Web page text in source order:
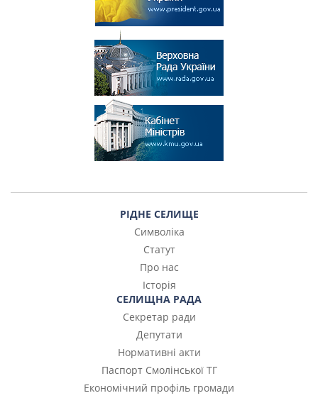
РІДНЕ СЕЛИЩЕ
Символіка
Статут
Про нас
Історія
СЕЛИЩНА РАДА
Секретар ради
Депутати
Нормативні акти
Паспорт Смолінської ТГ
Економічний профіль громади